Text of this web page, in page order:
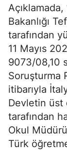
Bakanlığı
tarafından
11 Mayıs
9073/08,10
Soruşturma
itibarıyla
Devletin üst
tarafından
Okul
Türk